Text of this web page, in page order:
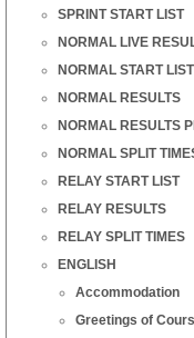
SPRINT START LIST
NORMAL LIVE
NORMAL START LIST
NORMAL RESULTS
NORMAL RESULTS
NORMAL SPLIT
RELAY START LIST
RELAY RESULTS
RELAY SPLIT TIMES
ENGLISH
Accommodation
Greetings of